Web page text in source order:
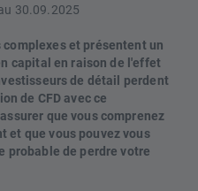
30.09.2025
et présentent un
capital en raison de l'effet
de détail perdent
de CFD avec ce
que vous comprenez
et que vous pouvez vous
probable de perdre votre